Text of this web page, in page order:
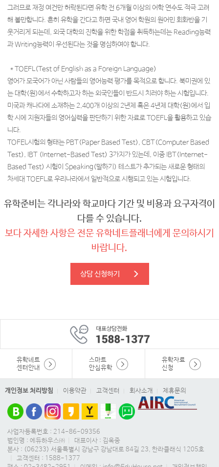
그러므로 재정 여건만 허락된다면 유학 전 6개월 이상의 어학 연수도 적극 고려
해 볼만합니다. 흔히 유학을 간다고 하면 국내 영어 학원의 원어민 회화반을 기
웃거리게 되는데, 외국 대학의 진학을 위한 학점을 취득하는데는 Reading능력
과 Writing능력이 우선된다는 것을 명심하여야 합니다.
* TOEFL(Test of English as a Foreign Language)
영어가 모국어가 아닌 사람들의 영어능력 평가를 목적으로 합니다. 북미권에 있
는 대학(원)에서 수학하고자 하는 외국인들이 반드시 치러야 하는 시험입니다.
미국과 캐나다에 소재하는 2,400개 이상의 2년제 혹은 4년제 대학(원)에서 입
학 시에 지원자들의 영어실력을 판단하기 위한 자료로 TOEFL을 활용하고 있습
니다.
TOFEL시험의 형태는 PBT(Paper Based Test), CBT(Computer Based
Test), IBT (Internet-Based Test) 3가지가 있는데, 이중 IBT(Internet-
Based Test) 시험이 Speaking(말하기) 테스트가 추가되는 새로운 형태의
차세대 TOEFL로 우리나라에서 일반적으로 시행되고 있는 시험입니다.
유학준비는 각나라와 학교마다 기간 및 비용과 요구자격이
다를 수 있습니다.
보다 자세한 사항은 전문 유학네트플래너에게 문의하시기
바랍니다.
상담 신청하기
유학네트
센터안내
스마트
안심유학
유학자료
신청
개인정보 처리방침 이용약관 고객센터 회사소개 제휴문의
사업자등록번호 : 214-86-09356
법인명 : 에듀하우스㈜
대표이사 : 김옥중
본사 : (06233) 서울특별시 강남구 강남대로 84길 23, 한라클래식 1205호
고객센터 : 1588-1377